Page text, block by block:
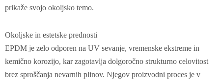
prikaže svojo okoljsko temo.
‌Okoljske in estetske prednosti‌
EPDM je zelo odporen na UV sevanje, vremenske ekstreme in
kemično korozijo, kar zagotavlja dolgoročno strukturno celovitost
brez sproščanja nevarnih plinov‌. Njegov proizvodni proces je v